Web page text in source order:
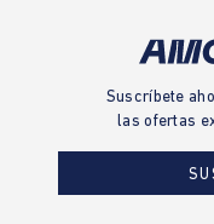
Suscríbete
las ofertas